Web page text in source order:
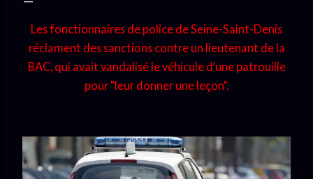
Les fonctionnaires de police de Seine-Saint-Denis
réclament des sanctions contre un lieutenant de la
BAC, qui avait vandalisé le véhicule d’une patrouille
pour "leur donner une leçon".